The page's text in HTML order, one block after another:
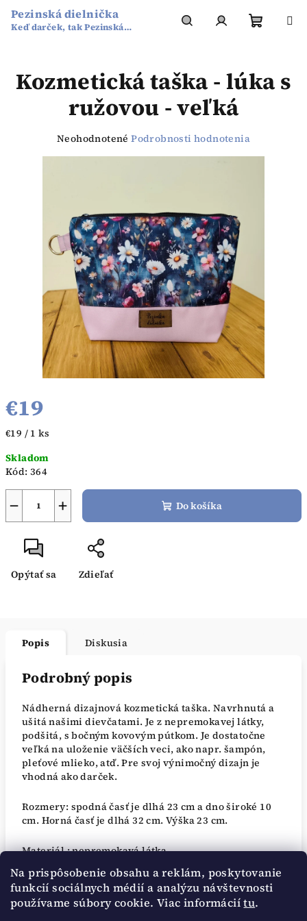
Na prispôsobenie obsahu a reklám, poskytovanie
funkcií sociálnych médií a analýzu návštevnosti
používame súbory cookie. Viac informáciítu.
na
obsah
Pezinská dielnička
Keď darček, tak Pezinská
košík
€19
Jednotková
€19 / 1 ks
Skladom
Kód: 364
+
− Do košíka
Opýtať sa Zdieľať
Kozmetická taška - lúka s
ružovou - veľká
Priemerné
hviezdičiek.
Neohodnotené Podrobnosti hodnotenia
Popis Diskusia
Podrobný popis
Nádherná dizajnová kozmetická taška. Navrhnutá a
ušitá našimi dievčatami. Je z nepremokavej látky,
podšitá, s bočným kovovým pútkom. Je dostatočne
veľká na uloženie väčších veci, ako napr. šampón,
pleťové mlieko, atď. Pre svoj výnimočný dizajn je
vhodná ako darček.
Rozmery: spodná časť je dlhá 23 cm a dno široké 10
cm. Horná časť je dlhá 32 cm. Výška 23 cm.
Materiál : nepremokavá látka.
Ošetrenie : prať na 40 stupňov.